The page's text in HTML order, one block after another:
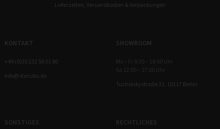
Lieferzeiten, Versandkosten & Verpackungen
KONTAKT
+49 (0)30 232 56 01 80
info@stocubo.de
SHOWROOM
Mo – Fr 9:30 – 18:00 Uhr
Sa 12:00 – 17:00 Uhr
Tucholskystraße 31, 10117 Berlin
SONSTIGES RECHTLICHES